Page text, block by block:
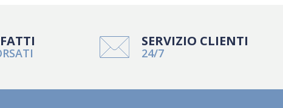
SERVIZIO CLIENTI
24/7